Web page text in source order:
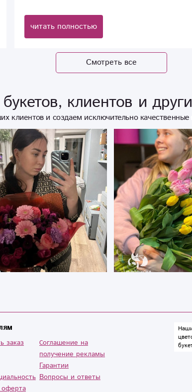
читать полностью
Смотреть все
клиентов и
и создаем исключительно
заказ
оферта
Cоглашение на
получение рекламы
Гарантии
Вопросы и ответы